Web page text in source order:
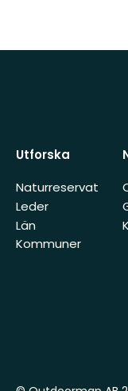
Utforska
Naturreservat
Leder
Län
Kommuner